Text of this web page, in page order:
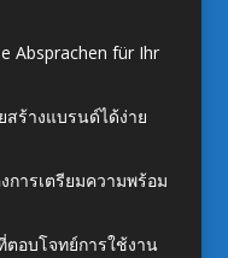
Absprachen für Ihr
สร้างแบรนด์ได้ง่าย
การเตรียมความพร้อม
อบโจทย์การใช้งาน